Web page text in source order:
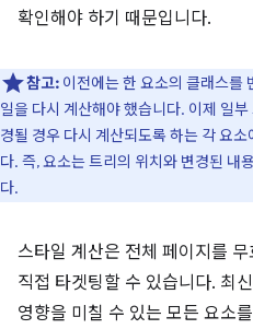
확인해야 하기 때문입니다.
참고: 이전에는 한 요소의 클래스를
일을 다시 계산해야 했습니다. 이제 일
경될 경우 다시 계산되도록 하는 각 요
다. 즉, 요소는 트리의 위치와 변경된 내
다.
스타일 계산은 전체 페이지를
직접 타겟팅할 수 있습니다. 최
영향을 미칠 수 있는 모든 요소